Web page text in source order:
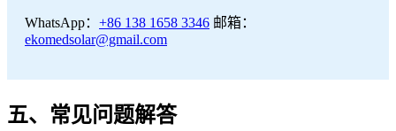
WhatsApp： +86 138 1658 3346 邮箱：
ekomedsolar@gmail.com
五、常见问题解答